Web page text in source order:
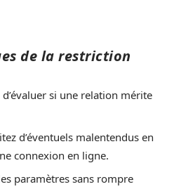
de la restriction
si une relation mérite
d’éventuels malentendus en
connexion en ligne.
paramètres sans rompre